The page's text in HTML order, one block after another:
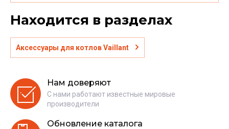
Находится в разделах
Аксессуары для котлов Vaillant
Нам доверяют
С нами работают известные мировые
производители
Обновление каталога